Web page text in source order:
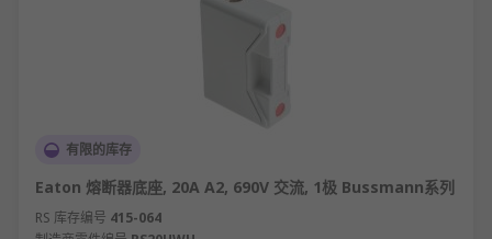
有限的库存
Eaton 熔断器底座, 20A A2, 690V 交流, 1极 Bussmann系列
RS 库存编号 415-064